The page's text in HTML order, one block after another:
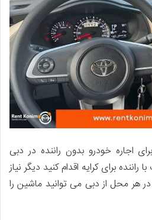
اجاره خودرو بدون راننده در دبی
برای کرایه اقدام کنید دیگر نیاز
هر محل از دبی می توانید ماشین را